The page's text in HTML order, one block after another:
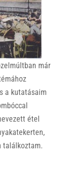
már
a kutatásaim
étel
találkoztam.